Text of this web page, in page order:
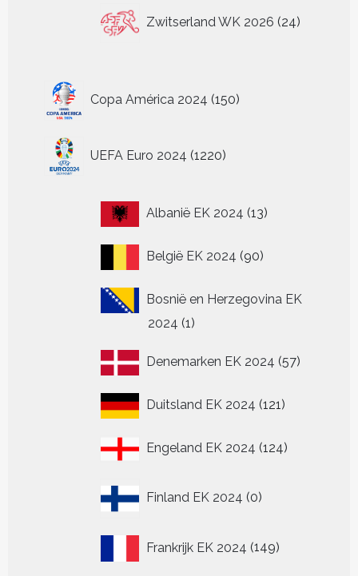
Zwitserland WK 2026 24
producten
Copa América 2024 150
producten
UEFA Euro 2024 1220
producten
Albanië EK 2024 1313
België EK 2024 9090
Bosnië en Herzegovina EK
2024 11
Denemarken EK 2024 5757
Duitsland EK 2024 121121
Engeland EK 2024 124124
Finland EK 2024 0
producten
Frankrijk EK 2024 149149